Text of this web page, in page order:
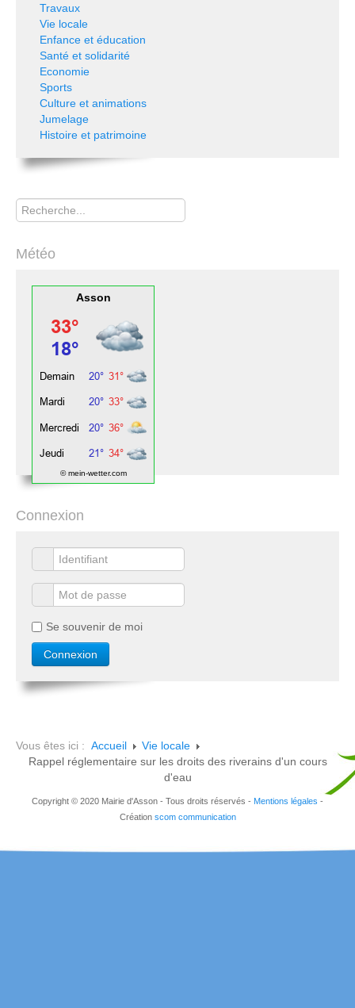
Travaux
Vie locale
Enfance et éducation
Santé et solidarité
Economie
Sports
Culture et animations
Jumelage
Histoire et patrimoine
Rechercher
Météo
Asson
© mein-wetter.com
Connexion
Se souvenir de moi
Vous êtes ici : Accueil
Vie locale
Rappel réglementaire sur les droits des riverains d'un cours
d'eau
Copyright © 2020 Mairie d'Asson - Tous droits réservés - Mentions légales -
Création scom communication